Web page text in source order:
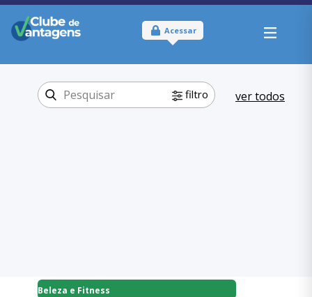
Acessar
filtro ver todos
Beleza e Fitness